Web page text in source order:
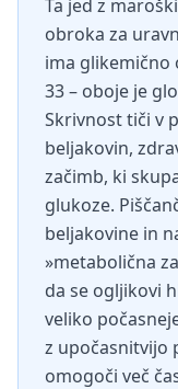
Ta jed z
obroka za
ima glikemično
33 – oboje je
Skrivnost tiči v
beljakovin,
začimb, ki
glukoze.
beljakovine in
»metabolična
da se ogljikovi
veliko
z upočasnitvijo
omogoči več